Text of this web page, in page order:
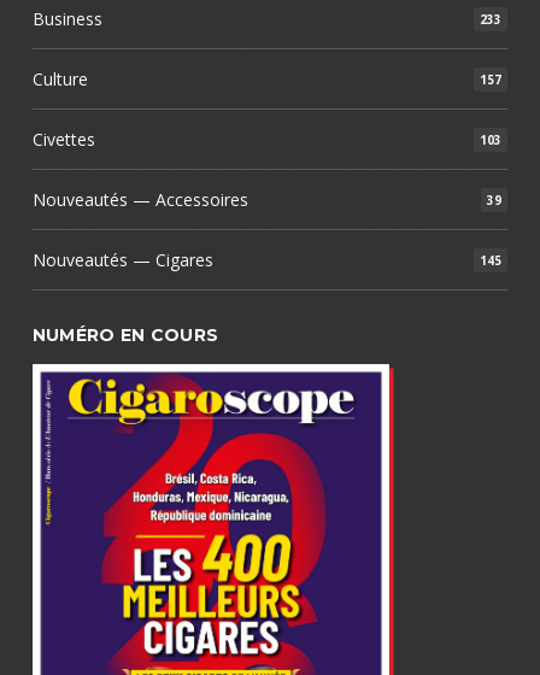
Business 233
Culture 157
Civettes 103
Nouveautés — Accessoires 39
Nouveautés — Cigares 145
NUMÉRO EN COURS